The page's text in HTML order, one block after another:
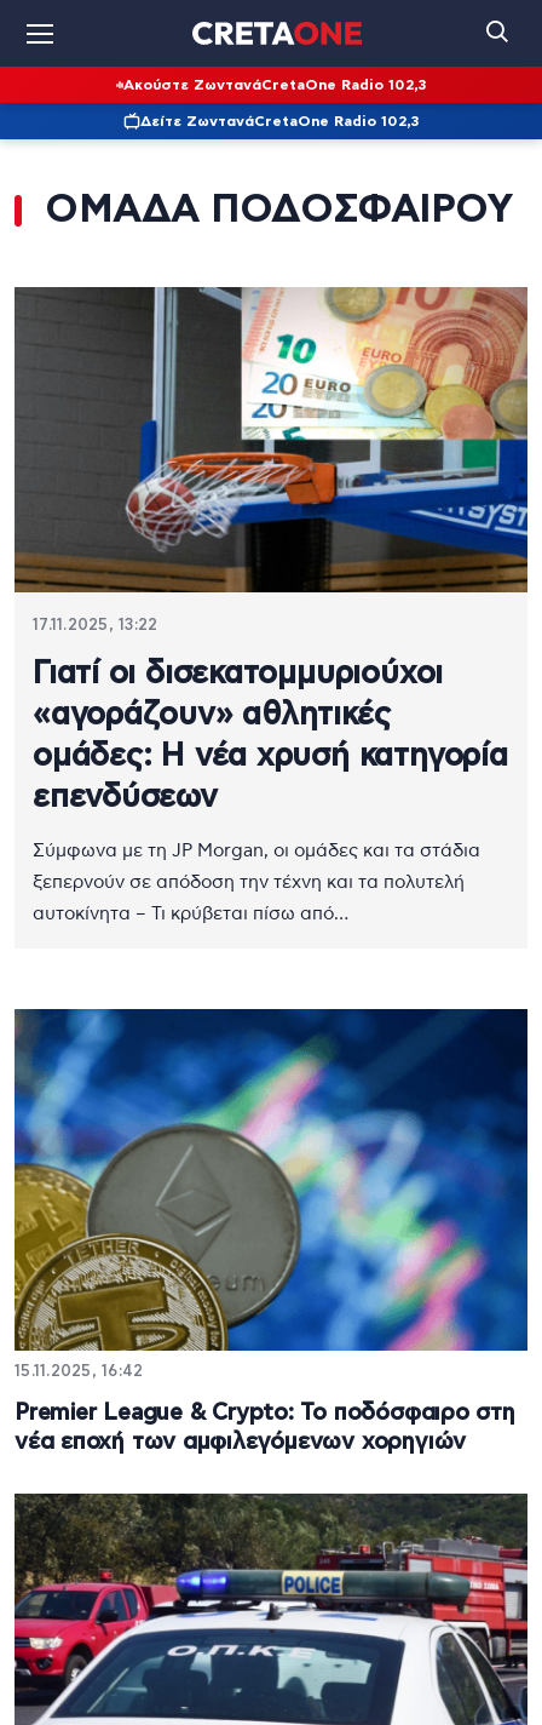
Ακούστε ΖωντανάCretaOne Radio 102,3
Δείτε ΖωντανάCretaOne Radio 102,3
ΟΜΑΔΑ ΠΟΔΟΣΦΑΙΡΟΥ
17.11.2025, 13:22
Γιατί οι δισεκατομμυριούχοι
«αγοράζουν» αθλητικές
ομάδες: Η νέα χρυσή κατηγορία
επενδύσεων
Σύμφωνα με τη JP Morgan, οι ομάδες και τα στάδια
ξεπερνούν σε απόδοση την τέχνη και τα πολυτελή
αυτοκίνητα – Τι κρύβεται πίσω από…
15.11.2025, 16:42
Premier League & Crypto: Το ποδόσφαιρο στη
νέα εποχή των αμφιλεγόμενων χορηγιών